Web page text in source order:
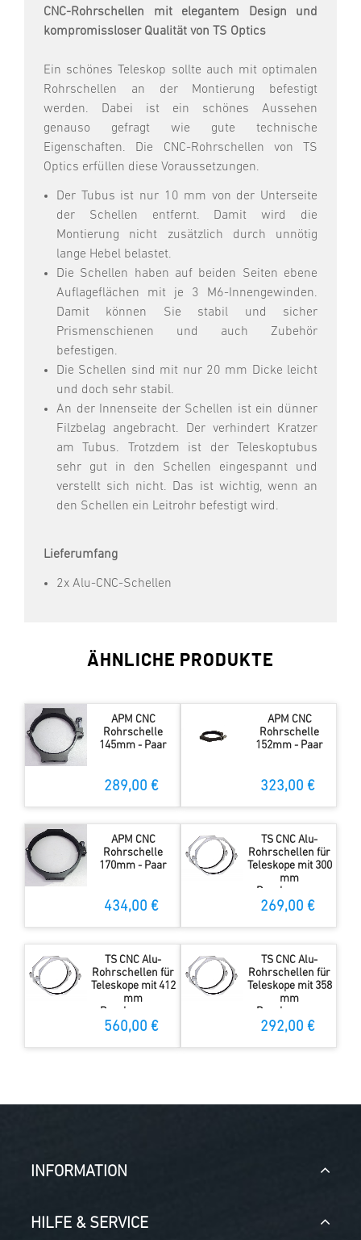
CNC-Rohrschellen mit elegantem Design und
kompromissloser Qualität von TS Optics
Ein schönes Teleskop sollte auch mit optimalen
Rohrschellen an der Montierung befestigt
werden. Dabei ist ein schönes Aussehen
genauso gefragt wie gute technische
Eigenschaften. Die CNC-Rohrschellen von TS
Optics erfüllen diese Voraussetzungen.
Der Tubus ist nur 10 mm von der Unterseite
der Schellen entfernt. Damit wird die
Montierung nicht zusätzlich durch unnötig
lange Hebel belastet.
Die Schellen haben auf beiden Seiten ebene
Auflageflächen mit je 3 M6-Innengewinden.
Damit können Sie stabil und sicher
Prismenschienen und auch Zubehör
befestigen.
Die Schellen sind mit nur 20 mm Dicke leicht
und doch sehr stabil.
An der Innenseite der Schellen ist ein dünner
Filzbelag angebracht. Der verhindert Kratzer
am Tubus. Trotzdem ist der Teleskoptubus
sehr gut in den Schellen eingespannt und
verstellt sich nicht. Das ist wichtig, wenn an
den Schellen ein Leitrohr befestigt wird.
Lieferumfang
2x Alu-CNC-Schellen
ÄHNLICHE PRODUKTE
APM CNC
Rohrschelle
145mm - Paar
289,00 €
APM CNC
Rohrschelle
152mm - Paar
323,00 €
APM CNC
Rohrschelle
170mm - Paar
434,00 €
TS CNC Alu-
Rohrschellen für
Teleskope mit 300
mm
Durchmesser
269,00 €
TS CNC Alu-
Rohrschellen für
Teleskope mit 412
mm
Durchmesser
560,00 €
TS CNC Alu-
Rohrschellen für
Teleskope mit 358
mm
Durchmesser
292,00 €
INFORMATION
HILFE & SERVICE